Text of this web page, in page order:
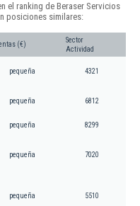
el ranking de Beraser Servicios
posiciones similares:
(€)
Sector
Actividad
pequeña 4321
pequeña 6812
pequeña 8299
pequeña 7020
pequeña 5510